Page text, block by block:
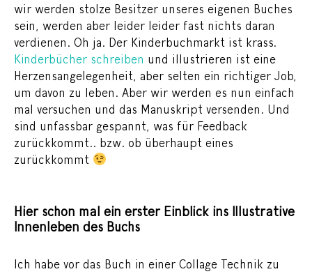
wir werden stolze Besitzer unseres eigenen Buches
sein, werden aber leider leider fast nichts daran
verdienen. Oh ja. Der Kinderbuchmarkt ist krass.
Kinderbücher schreiben und illustrieren ist eine
Herzensangelegenheit, aber selten ein richtiger Job,
um davon zu leben. Aber wir werden es nun einfach
mal versuchen und das Manuskript versenden. Und
sind unfassbar gespannt, was für Feedback
zurückkommt.. bzw. ob überhaupt eines
zurückkommt
Hier schon mal ein erster Einblick ins Illustrative
Innenleben des Buchs
Ich habe vor das Buch in einer Collage Technik zu